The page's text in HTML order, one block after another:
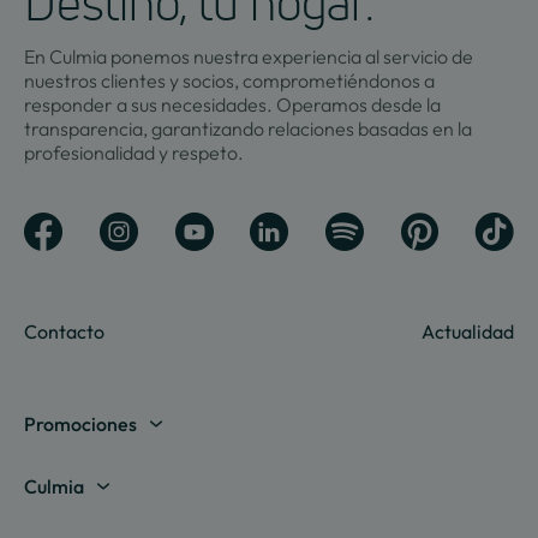
En Culmia ponemos nuestra experiencia al servicio de
nuestros clientes y socios, comprometiéndonos a
responder a sus necesidades. Operamos desde la
transparencia, garantizando relaciones basadas en la
profesionalidad y respeto.
Contacto Actualidad
Promociones
Culmia